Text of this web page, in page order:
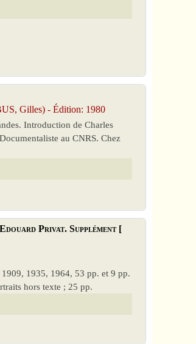
Gilles) - Édition: 1980
Introduction de Charles
au CNRS. Chez
Privat. Supplément [
1935, 1964, 53 pp. et 9 pp.
hors texte ; 25 pp.